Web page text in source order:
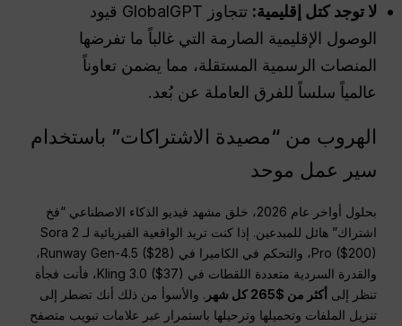
لا توجد كتل إقليمية:
تتجاوز GlobalGPT قيود
الوصول الإقليمية الصارمة التي غالباً ما تفرضها
المنصات الرسمية المستقلة، مما يضمن تعاوناً
عالمياً سلساً للفرق العاملة عن بُعد.
الهروب من “مصيدة الاشتراكات” باستخدام
سير عمل موحد
بحلول أواخر عام 2026، خلق مشهد فيديو الذكاء الاصطناعي “فخ
اشتراك” هائل للمبدعين. إذا كنت تريد الواقعية الفيزيائية لـ Sora 2
Pro ($200)، والتحكم في الكاميرا في Runway Gen-4.5 ($28)،
والقدرة السردية متعددة اللقطات في Kling 3.0 ($37)، فأنت فجأة
تنظر إلى أكثر من $265 كل شهر
. والأسوأ من ذلك أنك تضطر إلى
تنزيل الملفات وتحميلها وترحيلها باستمرار عبر علامات تبويب متصفح